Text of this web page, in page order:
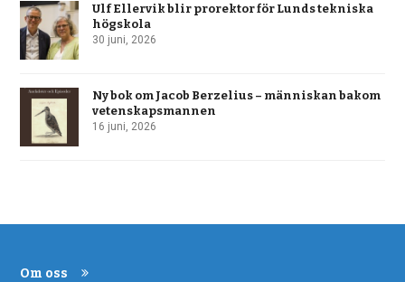
Ulf Ellervik blir prorektor för Lunds tekniska
högskola
30 juni, 2026
Ny bok om Jacob Berzelius – människan bakom
vetenskapsmannen
16 juni, 2026
Om oss